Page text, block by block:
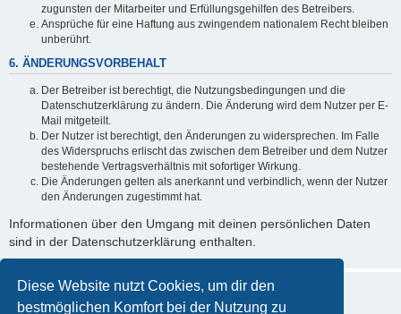
Diese Website nutzt Cookies, um dir den
bestmöglichen Komfort bei der Nutzung zu
zugunsten der Mitarbeiter und Erfüllungsgehilfen des Betreibers.
Ansprüche für eine Haftung aus zwingendem nationalem Recht bleiben
unberührt.
6. ÄNDERUNGSVORBEHALT
Der Betreiber ist berechtigt, die Nutzungsbedingungen und die
Datenschutzerklärung zu ändern. Die Änderung wird dem Nutzer per E-
Mail mitgeteilt.
Der Nutzer ist berechtigt, den Änderungen zu widersprechen. Im Falle
des Widerspruchs erlischt das zwischen dem Betreiber und dem Nutzer
bestehende Vertragsverhältnis mit sofortiger Wirkung.
Die Änderungen gelten als anerkannt und verbindlich, wenn der Nutzer
den Änderungen zugestimmt hat.
Informationen über den Umgang mit deinen persönlichen Daten
sind in der Datenschutzerklärung enthalten.